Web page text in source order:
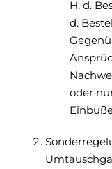
H. d.
d.
oder